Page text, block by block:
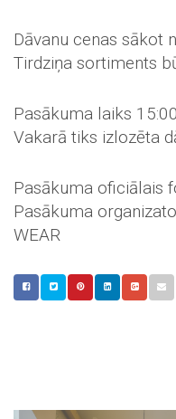
Dāvanu cenas sākot
Tirdziņa sortiments
Pasākuma laiks
Vakarā tiks izlozēta
Pasākuma oficiālais
Pasākuma
WEAR